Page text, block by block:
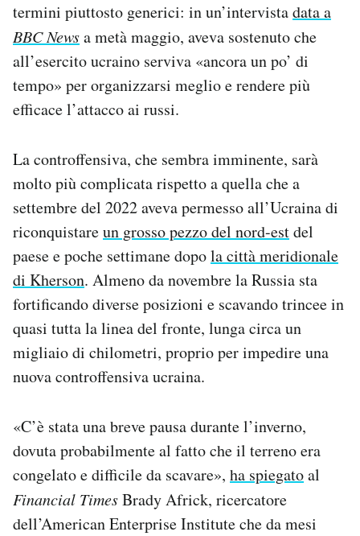
termini piuttosto generici: in un’intervistadata a
BBC Newsa metà maggio, aveva sostenuto che
all’esercito ucraino serviva «ancora un po’ di
tempo» per organizzarsi meglio e rendere più
efficace l’attacco ai russi.
La controffensiva, che sembra imminente, sarà
molto più complicata rispetto a quella che a
settembre del 2022 aveva permesso all’Ucraina di
riconquistareun grosso pezzo del nord-estdel
paese e poche settimane dopola città meridionale
di Kherson. Almeno da novembre la Russia sta
fortificando diverse posizioni e scavando trincee in
quasi tutta la linea del fronte, lunga circa un
migliaio di chilometri, proprio per impedire una
nuova controffensiva ucraina.
«C’è stata una breve pausa durante l’inverno,
dovuta probabilmente al fatto che il terreno era
congelato e difficile da scavare», ha spiegatoal
Financial TimesBrady Africk, ricercatore
dell’American Enterprise Institute che da mesi